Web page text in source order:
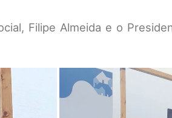
Filipe Almeida e o